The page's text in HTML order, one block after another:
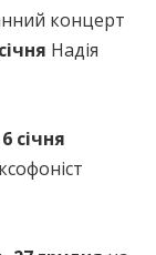
концерт
Надія
6 січня